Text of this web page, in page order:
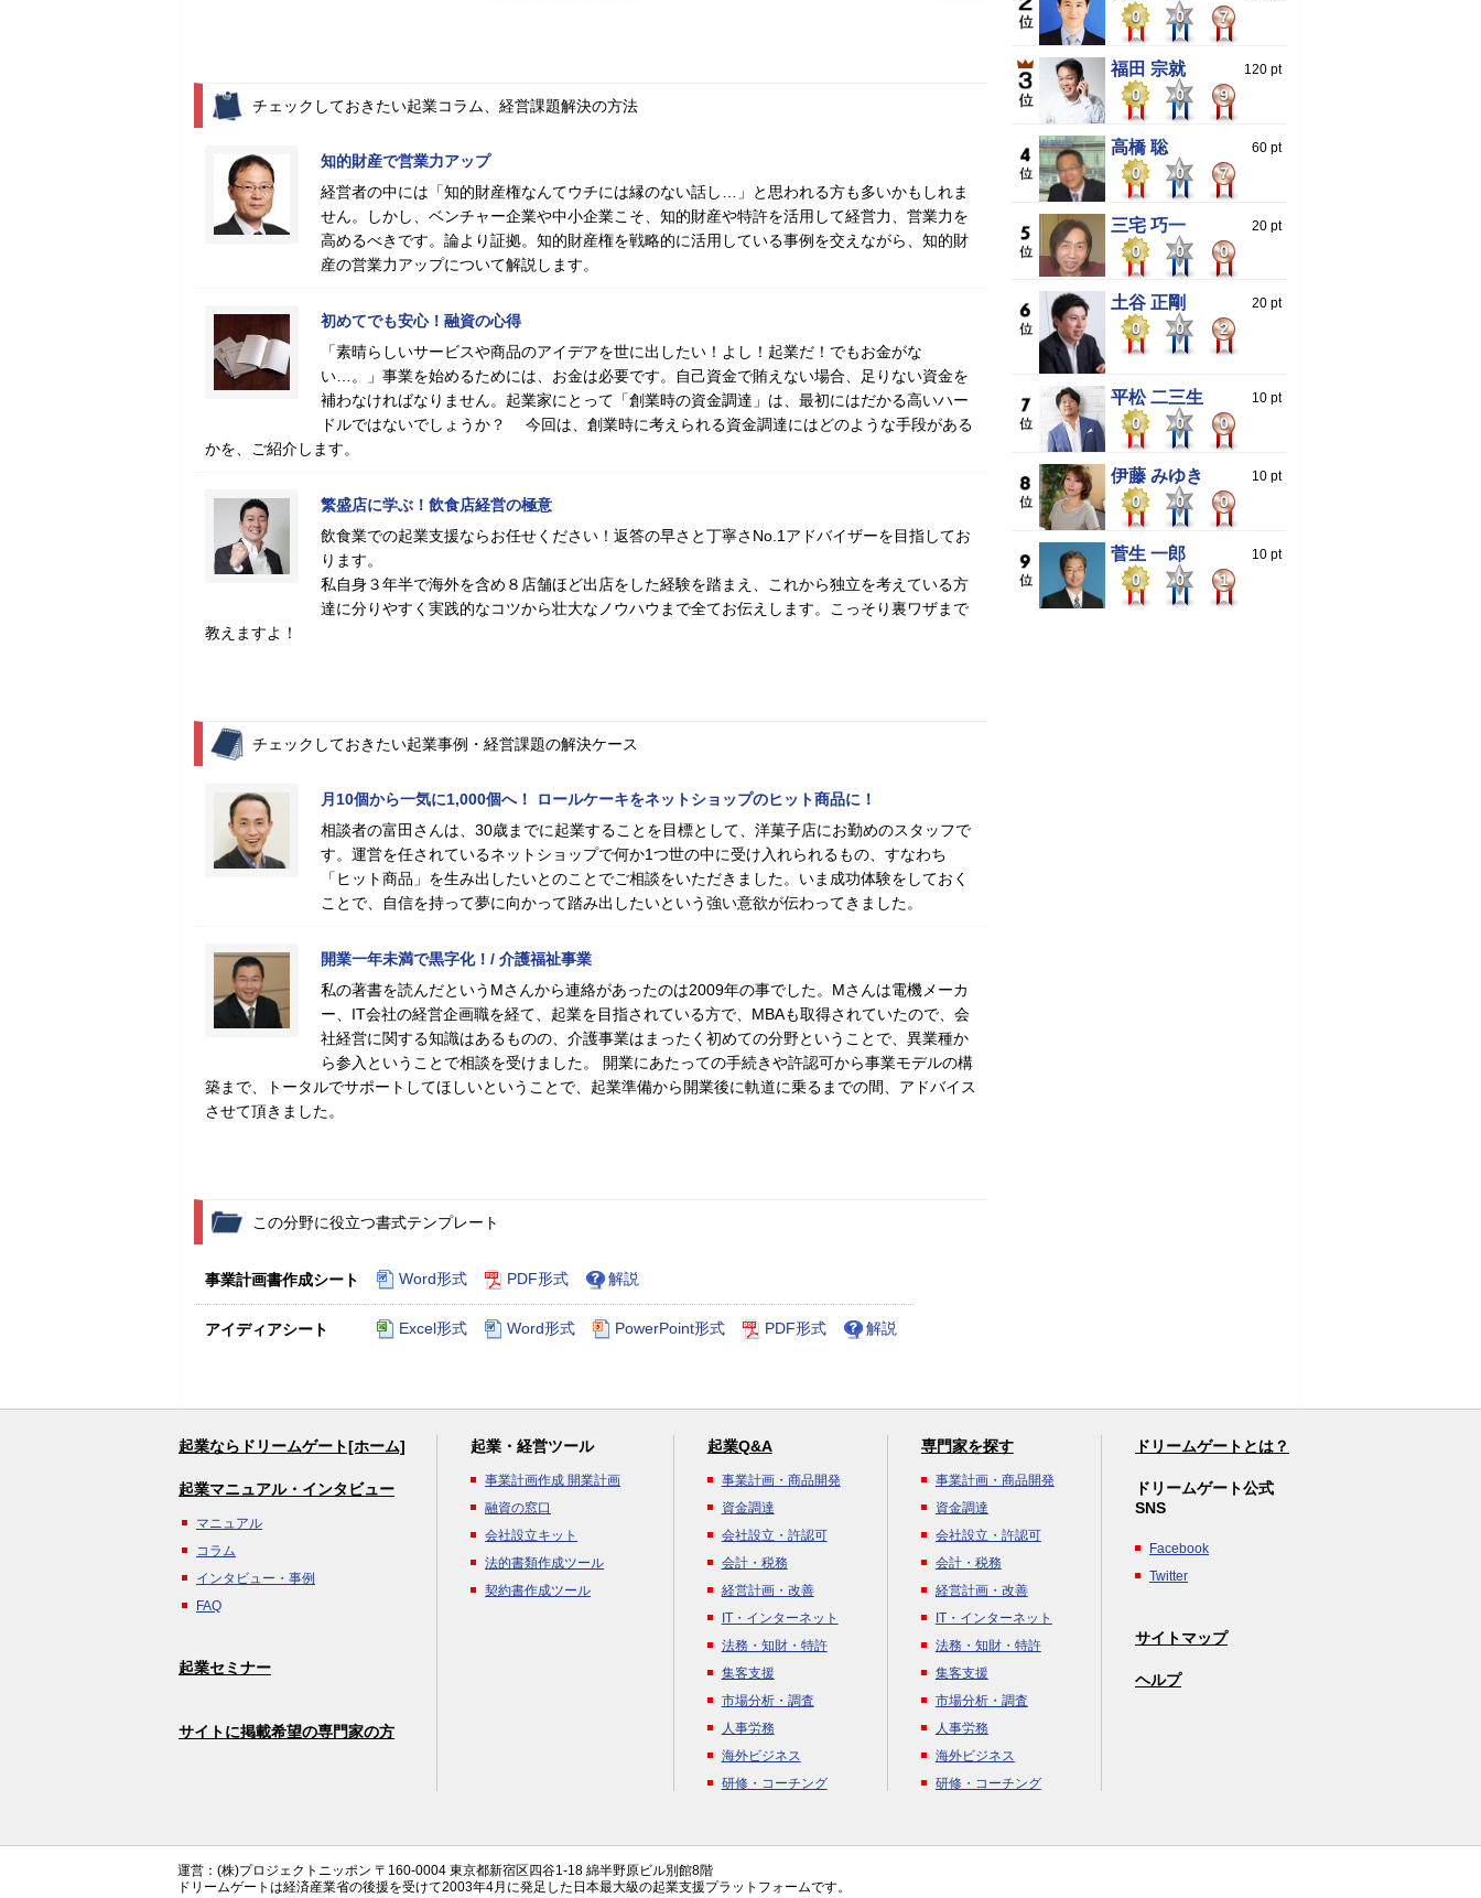
チェックしておきたい起業コラム、経営課題解決の方法
知的財産で営業力アップ
経営者の中には「知的財産権なんてウチには縁のない話し…」と思われる方も多いかもしれま
せん。しかし、ベンチャー企業や中小企業こそ、知的財産や特許を活用して経営力、営業力を
高めるべきです。論より証拠。知的財産権を戦略的に活用している事例を交えながら、知的財
産の営業力アップについて解説します。
初めてでも安心！融資の心得
「素晴らしいサービスや商品のアイデアを世に出したい！よし！起業だ！でもお金がな
い…。」事業を始めるためには、お金は必要です。自己資金で賄えない場合、足りない資金を
補わなければなりません。起業家にとって「創業時の資金調達」は、最初にはだかる高いハー
ドルではないでしょうか？ 今回は、創業時に考えられる資金調達にはどのような手段がある
かを、ご紹介します。
繁盛店に学ぶ！飲食店経営の極意
飲食業での起業支援ならお任せください！返答の早さと丁寧さNo.1アドバイザーを目指してお
ります。
私自身３年半で海外を含め８店舗ほど出店をした経験を踏まえ、これから独立を考えている方
達に分りやすく実践的なコツから壮大なノウハウまで全てお伝えします。こっそり裏ワザまで
教えますよ！
チェックしておきたい起業事例・経営課題の解決ケース
月10個から一気に1,000個へ！ ロールケーキをネットショップのヒット商品に！
相談者の富田さんは、30歳までに起業することを目標として、洋菓子店にお勤めのスタッフで
す。運営を任されているネットショップで何か1つ世の中に受け入れられるもの、すなわち
「ヒット商品」を生み出したいとのことでご相談をいただきました。いま成功体験をしておく
ことで、自信を持って夢に向かって踏み出したいという強い意欲が伝わってきました。
開業一年未満で黒字化！/ 介護福祉事業
私の著書を読んだというMさんから連絡があったのは2009年の事でした。Mさんは電機メーカ
ー、IT会社の経営企画職を経て、起業を目指されている方で、MBAも取得されていたので、会
社経営に関する知識はあるものの、介護事業はまったく初めての分野ということで、異業種か
ら参入ということで相談を受けました。 開業にあたっての手続きや許認可から事業モデルの構
築まで、トータルでサポートしてほしいということで、起業準備から開業後に軌道に乗るまでの間、アドバイス
させて頂きました。
この分野に役立つ書式テンプレート
事業計画書作成シート Word形式 PDF形式 解説
アイディアシート Excel形式 Word形式 PowerPoint形式 PDF形式 解説
0 0 7
福田 宗就 120 pt
0 0 9
高橋 聡 60 pt
0 0 7
三宅 巧一 20 pt
0 0 0
土谷 正剛 20 pt
0 0 2
平松 二三生 10 pt
0 0 0
伊藤 みゆき 10 pt
0 0 0
菅生 一郎 10 pt
0 0 1
起業ならドリームゲート[ホーム]
起業マニュアル・インタビュー
マニュアル
コラム
インタビュー・事例
FAQ
起業セミナー
サイトに掲載希望の専門家の方
起業・経営ツール
事業計画作成 開業計画
融資の窓口
会社設立キット
法的書類作成ツール
契約書作成ツール
起業Q&A
事業計画・商品開発
資金調達
会社設立・許認可
会計・税務
経営計画・改善
IT・インターネット
法務・知財・特許
集客支援
市場分析・調査
人事労務
海外ビジネス
研修・コーチング
専門家を探す
事業計画・商品開発
資金調達
会社設立・許認可
会計・税務
経営計画・改善
IT・インターネット
法務・知財・特許
集客支援
市場分析・調査
人事労務
海外ビジネス
研修・コーチング
ドリームゲートとは？
ドリームゲート公式
SNS
Facebook
Twitter
サイトマップ
ヘルプ
運営：(株)プロジェクトニッポン 〒160-0004 東京都新宿区四谷1-18 綿半野原ビル別館8階
ドリームゲートは経済産業省の後援を受けて2003年4月に発足した日本最大級の起業支援プラットフォームです。